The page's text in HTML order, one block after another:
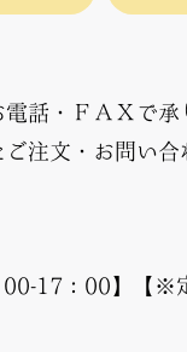
話・ＦＡＸで承
注文・お問い
17：00】【※